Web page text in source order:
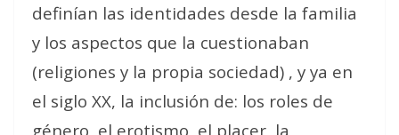
definían las identidades desde la familia
y los aspectos que la cuestionaban
(religiones y la propia sociedad) , y ya en
el siglo XX, la inclusión de: los roles de
género, el erotismo, el placer, la